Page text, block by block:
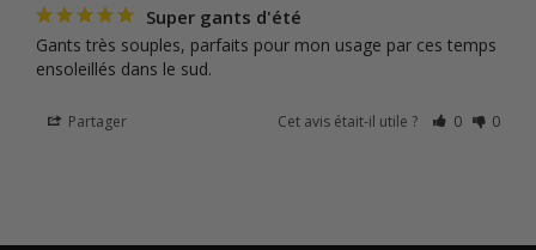
Super gants d'été
Gants très souples, parfaits pour mon usage par ces temps
ensoleillés dans le sud.
Partager Cet avis était-il utile ? 0 0